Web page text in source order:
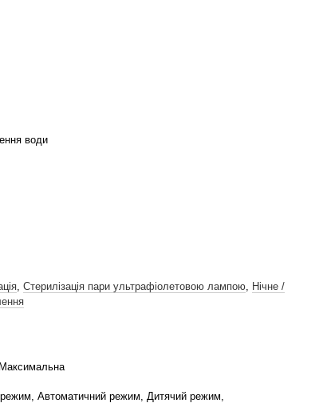
води
, Стерилізація пари ультрафіолетовою лампою, Нічне /
Автоматичний режим, Дитячий режим,